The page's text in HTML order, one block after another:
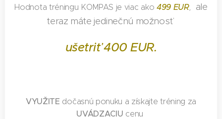
Hodnota tréningu KOMPAS je viac ako 499 EUR,
ale
teraz máte jedinečnú možnosť
ušetriť 400 EUR.
VYUŽITE dočasnú ponuku a získajte tréning za
UVÁDZACIU cenu